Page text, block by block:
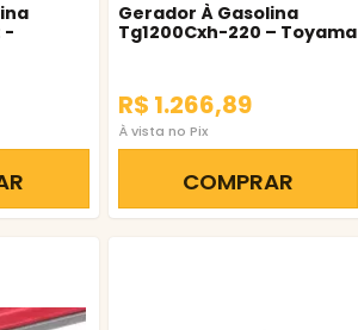
-
Gerador À Gasolina
Tg1200Cxh-220 – Toyama
R$ 1.266,89
À vista no Pix
COMPRAR